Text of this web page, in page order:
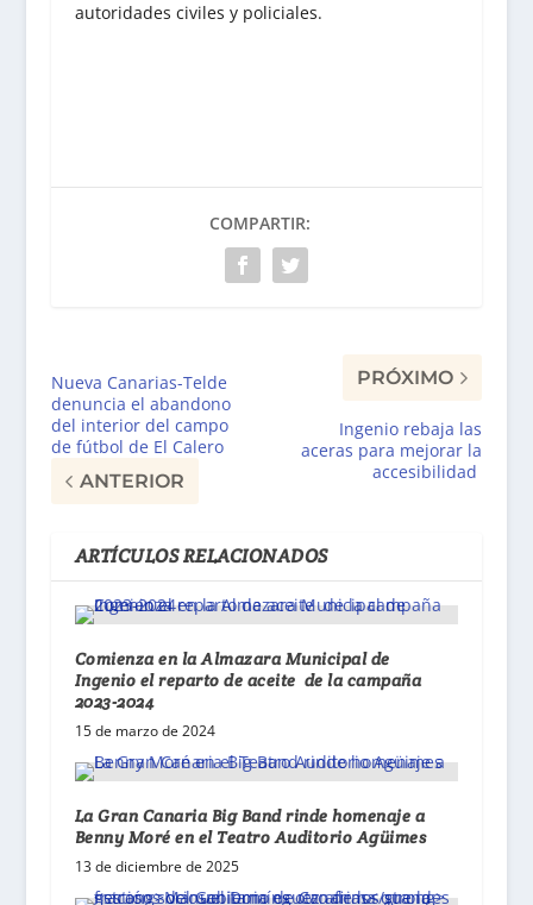
autoridades civiles y policiales.
COMPARTIR:
Nueva Canarias-Telde
denuncia el abandono
del interior del campo
de fútbol de El Calero
ANTERIOR
PRÓXIMO
Ingenio rebaja las
aceras para mejorar la
accesibilidad
ARTÍCULOS RELACIONADOS
Comienza en la Almazara Municipal de
Ingenio el reparto de aceite de la campaña
2023-2024
15 de marzo de 2024
La Gran Canaria Big Band rinde homenaje a
Benny Moré en el Teatro Auditorio Agüimes
13 de diciembre de 2025